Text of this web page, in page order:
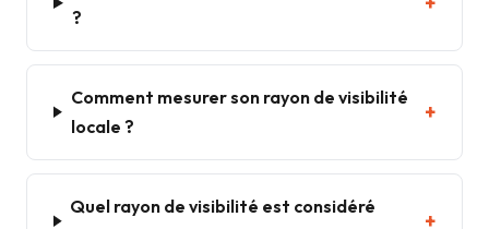
?
Comment mesurer son rayon de visibilité
locale ?
Quel rayon de visibilité est considéré